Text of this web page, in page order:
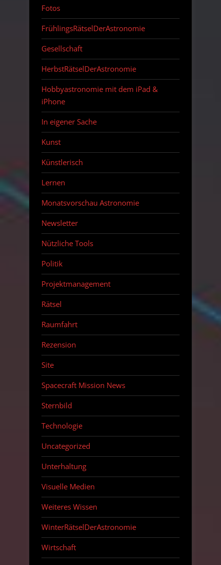
Fotos
FrühlingsRätselDerAstronomie
Gesellschaft
HerbstRätselDerAstronomie
Hobbyastronomie mit dem iPad &
iPhone
In eigener Sache
Kunst
Künstlerisch
Lernen
Monatsvorschau Astronomie
Newsletter
Nützliche Tools
Politik
Projektmanagement
Rätsel
Raumfahrt
Rezension
Site
Spacecraft Mission News
Sternbild
Technologie
Uncategorized
Unterhaltung
Visuelle Medien
Weiteres Wissen
WinterRätselDerAstronomie
Wirtschaft